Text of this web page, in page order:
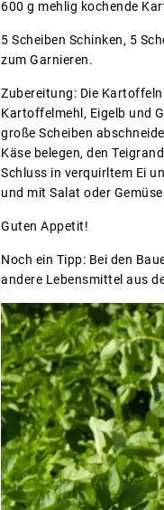
600 g mehlig kochende
5 Scheiben Schinken, 5
zum Garnieren.
Zubereitung: Die
Kartoffelmehl, Eigelb und
große Scheiben
Käse belegen, den
Schluss in verquirltem Ei
und mit Salat oder
Guten Appetit!
Noch ein Tipp: Bei den
andere Lebensmittel aus